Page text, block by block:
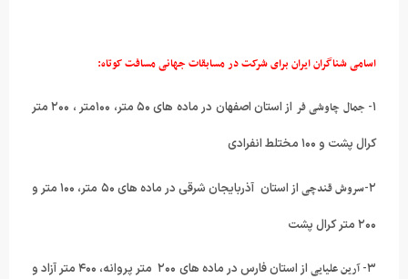
اسامی شناگران ایران برای شرکت در مسابقات جهانی مسافت کوتاه:
جمال چاوشی فر
از استان اصفهان در ماده های ۵۰ متر، ۱۰۰متر ، ۲۰۰ متر
کرال پشت و ۱۰۰ مختلط انفرادی
۲- سروش قندچی
از استان آذربایجان شرقی در ماده های ۵۰ متر، ۱۰۰ متر و
۲۰۰ متر کرال پشت
۳- آرین علیایی
از استان فارس در ماده های ۲۰۰ متر پروانه، ۴۰۰ متر آزاد و